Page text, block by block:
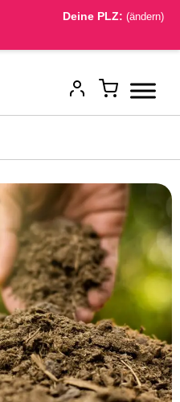
Deine PLZ: (ändern)